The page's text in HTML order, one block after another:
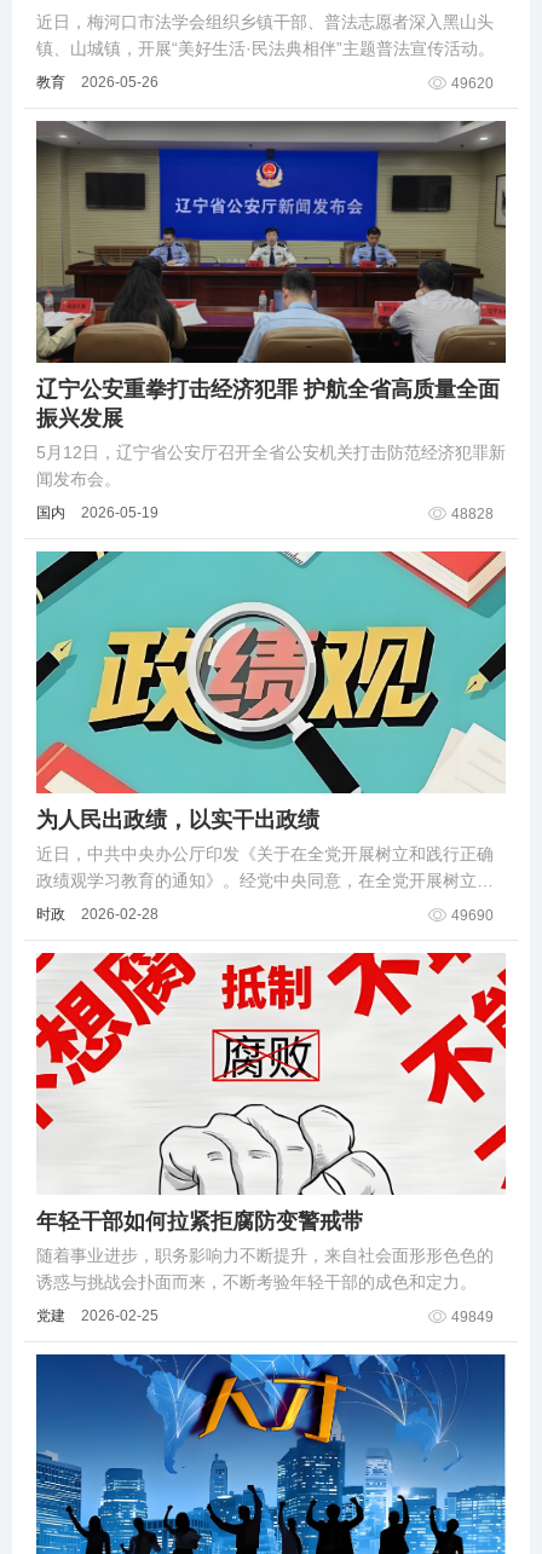
近日，梅河口市法学会组织乡镇干部、普法志愿者深入黑山头
镇、山城镇，开展“美好生活·民法典相伴”主题普法宣传活动。
教育 2026-05-26 49620
辽宁公安重拳打击经济犯罪 护航全省高质量全面
振兴发展
5月12日，辽宁省公安厅召开全省公安机关打击防范经济犯罪新
闻发布会。
国内 2026-05-19 48828
为人民出政绩，以实干出政绩
近日，中共中央办公厅印发《关于在全党开展树立和践行正确
政绩观学习教育的通知》。经党中央同意，在全党开展树立和
践行正确政绩观学习教育。
时政 2026-02-28 49690
年轻干部如何拉紧拒腐防变警戒带
随着事业进步，职务影响力不断提升，来自社会面形形色色的
诱惑与挑战会扑面而来，不断考验年轻干部的成色和定力。
党建 2026-02-25 49849